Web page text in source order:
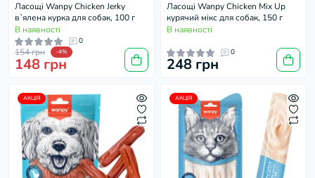
Ласощі Wanpy Chicken Jerky
в`ялена курка для собак, 100 г
В наявності
0
154 грн -4%
148 грн
Ласощі Wanpy Chicken Mix Up
курячий мікс для собак, 150 г
В наявності
0
248 грн
АКЦІЯ АКЦІЯ